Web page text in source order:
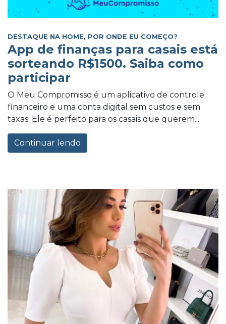
DESTAQUE NA HOME, POR ONDE EU COMEÇO?
App de finanças para casais está
sorteando R$1500. Saiba como
participar
O Meu Compromisso é um aplicativo de controle
financeiro e uma conta digital sem custos e sem
taxas. Ele é perfeito para os casais que querem...
Continuar lendo